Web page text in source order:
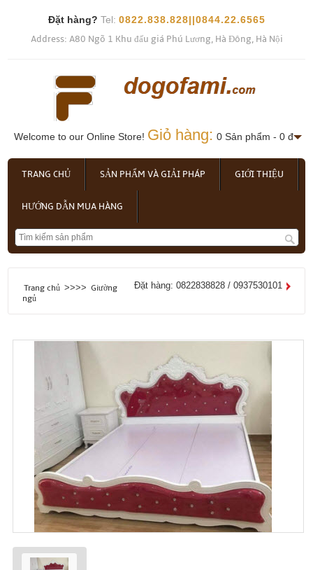
Đặt hàng? Tel: 0822.838.828||0844.22.6565
Address: A80 Ngõ 1 Khu đấu giá Phú Lương, Hà Đông, Hà Nội
Welcome to our Online Store! Giỏ hàng: 0 Sản phẩm - 0 đ
TRANG CHỦ SẢN PHẨM VÀ GIẢI PHÁP GIỚI THIỆU
HƯỚNG DẪN MUA HÀNG
Trang chủ >>>> Giường
ngủ
Đặt hàng: 0822838828 / 0937530101